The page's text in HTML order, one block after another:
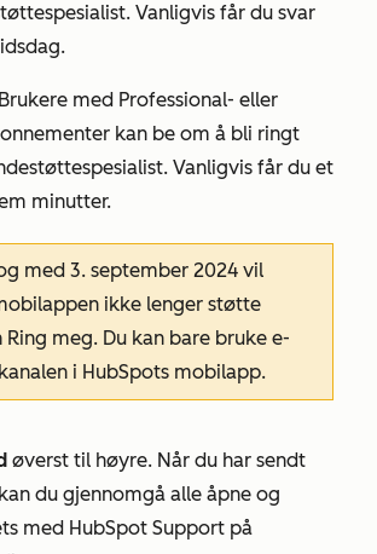
Vanligvis får du svar
Brukere med Professional- eller
kan be om å bli ringt
Vanligvis får du et
minutter.
med 3. september 2024 vil
ikke lenger støtte
Ring meg. Du kan bare bruke e-
i HubSpots mobilapp.
øverst til høyre. Når du har sendt
du gjennomgå alle åpne og
med HubSpot Support på